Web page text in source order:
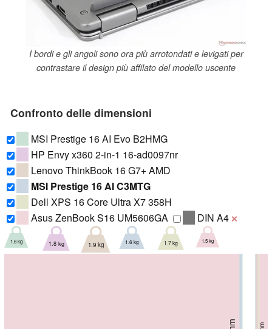
I bordi e gli angoli sono ora più arrotondati e levigati per
contrastare il design più affilato del modello uscente
Confronto delle dimensioni
MSI Prestige 16 AI Evo B2HMG
HP Envy x360 2-in-1 16-ad0097nr
Lenovo ThinkBook 16 G7+ AMD
MSI Prestige 16 AI C3MTG
Dell XPS 16 Core Ultra X7 358H
Asus ZenBook S16 UM5606GA
DIN A4 ❌
1.6 kg 1.8 kg 1.9 kg 1.6 kg 1.7 kg 1.5 kg